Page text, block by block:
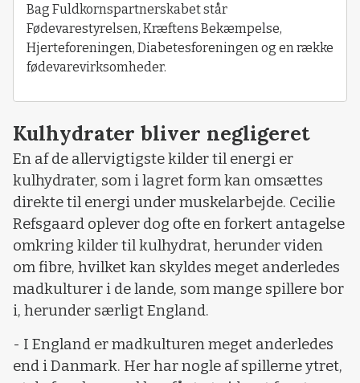
Bag Fuldkornspartnerskabet står
Fødevarestyrelsen, Kræftens Bekæmpelse,
Hjerteforeningen, Diabetesforeningen og en række
fødevarevirksomheder.
Kulhydrater bliver negligeret
En af de allervigtigste kilder til energi er
kulhydrater, som i lagret form kan omsættes
direkte til energi under muskelarbejde. Cecilie
Refsgaard oplever dog ofte en forkert antagelse
omkring kilder til kulhydrat, herunder viden
om fibre, hvilket kan skyldes meget anderledes
madkulturer i de lande, som mange spillere bor
i, herunder særligt England.
- I England er madkulturen meget anderledes
end i Danmark. Her har nogle af spillerne ytret,